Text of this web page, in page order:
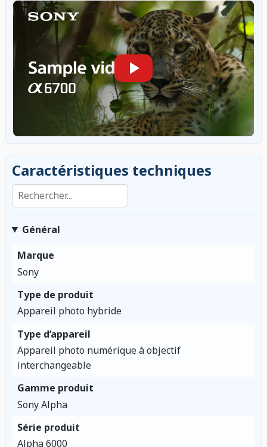
Caractéristiques techniques
Rechercher dans les caractéristiques
Général
Marque
Sony
Type de produit
Appareil photo hybride
Type d’appareil
Appareil photo numérique à objectif
interchangeable
Gamme produit
Sony Alpha
Série produit
Alpha 6000